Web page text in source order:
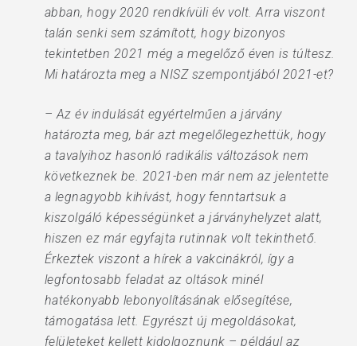
abban, hogy 2020 rendkívüli év volt. Arra viszont
talán senki sem számított, hogy bizonyos
tekintetben 2021 még a megelőző éven is túltesz.
Mi határozta meg a NISZ szempontjából 2021-et?
– Az év indulását egyértelműen a járvány
határozta meg, bár azt megelőlegezhettük, hogy
a tavalyihoz hasonló radikális változások nem
következnek be. 2021-ben már nem az jelentette
a legnagyobb kihívást, hogy fenntartsuk a
kiszolgáló képességünket a járványhelyzet alatt,
hiszen ez már egyfajta rutinnak volt tekinthető.
Érkeztek viszont a hírek a vakcinákról, így a
legfontosabb feladat az oltások minél
hatékonyabb lebonyolításának elősegítése,
támogatása lett. Egyrészt új megoldásokat,
felületeket kellett kidolgoznunk – például az